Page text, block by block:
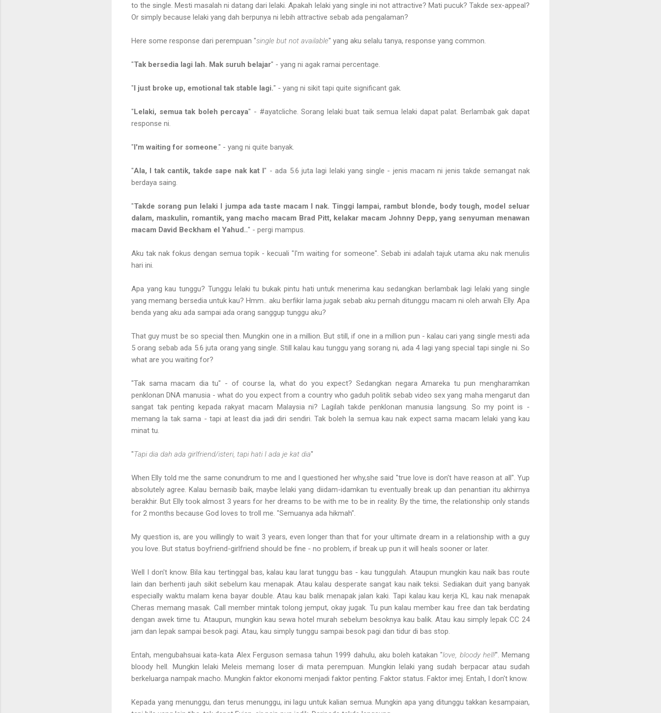
to the single. Mesti masalah ni datang dari lelaki. Apakah lelaki yang single ini not attractive? Mati pucuk? Takde sex-appeal?
Or simply because lelaki yang dah berpunya ni lebih attractive sebab ada pengalaman?
Here some response dari perempuan "single but not available" yang aku selalu tanya, response yang common.
"Tak bersedia lagi lah. Mak suruh belajar" - yang ni agak ramai percentage.
"I just broke up, emotional tak stable lagi." - yang ni sikit tapi quite significant gak.
"Lelaki, semua tak boleh percaya" - #ayatcliche. Sorang lelaki buat taik semua lelaki dapat palat. Berlambak gak dapat
response ni.
"I'm waiting for someone." - yang ni quite banyak.
"Ala, I tak cantik, takde sape nak kat I" - ada 5.6 juta lagi lelaki yang single - jenis macam ni jenis takde semangat nak
berdaya saing.
"Takde sorang pun lelaki I jumpa ada taste macam I nak. Tinggi lampai, rambut blonde, body tough, model seluar
dalam, maskulin, romantik, yang macho macam Brad Pitt, kelakar macam Johnny Depp, yang senyuman menawan
macam David Beckham el Yahud.." - pergi mampus.
Aku tak nak fokus dengan semua topik - kecuali "I'm waiting for someone". Sebab ini adalah tajuk utama aku nak menulis
hari ini.
Apa yang kau tunggu? Tunggu lelaki tu bukak pintu hati untuk menerima kau sedangkan berlambak lagi lelaki yang single
yang memang bersedia untuk kau? Hmm.. aku berfikir lama jugak sebab aku pernah ditunggu macam ni oleh arwah Elly. Apa
benda yang aku ada sampai ada orang sanggup tunggu aku?
That guy must be so special then. Mungkin one in a million. But still, if one in a million pun - kalau cari yang single mesti ada
5 orang sebab ada 5.6 juta orang yang single. Still kalau kau tunggu yang sorang ni, ada 4 lagi yang special tapi single ni. So
what are you waiting for?
"Tak sama macam dia tu" - of course la, what do you expect? Sedangkan negara Amareka tu pun mengharamkan
penklonan DNA manusia - what do you expect from a country who gaduh politik sebab video sex yang maha mengarut dan
sangat tak penting kepada rakyat macam Malaysia ni? Lagilah takde penklonan manusia langsung. So my point is -
memang la tak sama - tapi at least dia jadi diri sendiri. Tak boleh la semua kau nak expect sama macam lelaki yang kau
minat tu.
"Tapi dia dah ada girlfriend/isteri, tapi hati I ada je kat dia"
When Elly told me the same conundrum to me and I questioned her why,she said "true love is don't have reason at all". Yup
absolutely agree. Kalau bernasib baik, maybe lelaki yang diidam-idamkan tu eventually break up dan penantian itu akhirnya
berakhir. But Elly took almost 3 years for her dreams to be with me to be in reality. By the time, the relationship only stands
for 2 months because God loves to troll me. "Semuanya ada hikmah".
My question is, are you willingly to wait 3 years, even longer than that for your ultimate dream in a relationship with a guy
you love. But status boyfriend-girlfriend should be fine - no problem, if break up pun it will heals sooner or later.
Well I don't know. Bila kau tertinggal bas, kalau kau larat tunggu bas - kau tunggulah. Ataupun mungkin kau naik bas route
lain dan berhenti jauh sikit sebelum kau menapak. Atau kalau desperate sangat kau naik teksi. Sediakan duit yang banyak
especially waktu malam kena bayar double. Atau kau balik menapak jalan kaki. Tapi kalau kau kerja KL kau nak menapak
Cheras memang masak. Call member mintak tolong jemput, okay jugak. Tu pun kalau member kau free dan tak berdating
dengan awek time tu. Ataupun, mungkin kau sewa hotel murah sebelum besoknya kau balik. Atau kau simply lepak CC 24
jam dan lepak sampai besok pagi. Atau, kau simply tunggu sampai besok pagi dan tidur di bas stop.
Entah, mengubahsuai kata-kata Alex Ferguson semasa tahun 1999 dahulu, aku boleh katakan "love, bloody hell!". Memang
bloody hell. Mungkin lelaki Meleis memang loser di mata perempuan. Mungkin lelaki yang sudah berpacar atau sudah
berkeluarga nampak macho. Mungkin faktor ekonomi menjadi faktor penting. Faktor status. Faktor imej. Entah, I don't know.
Kepada yang menunggu, dan terus menunggu, ini lagu untuk kalian semua. Mungkin apa yang ditunggu takkan kesampaian,